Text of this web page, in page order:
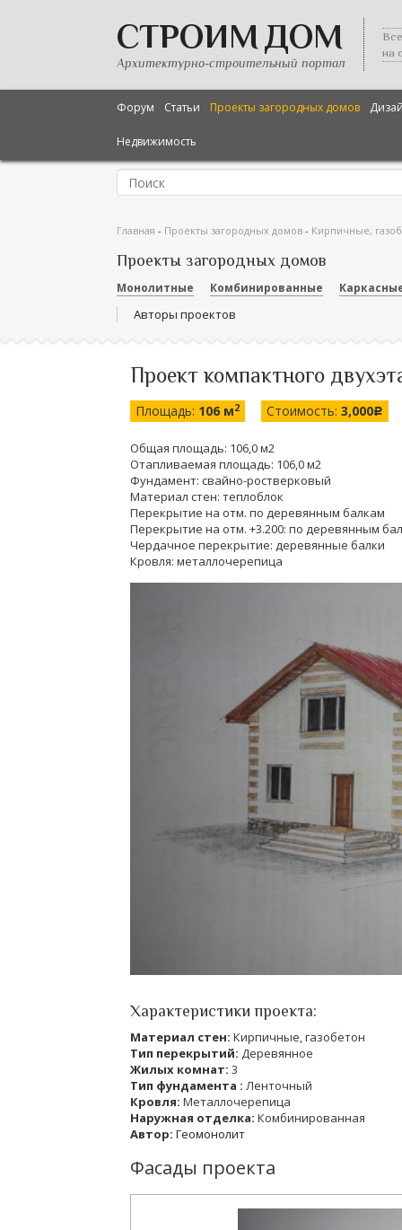
СТРОИМ ДОМ
Архитектурно-строительный портал
на
Форум Статьи Проекты загородных домов
Недвижимость
Главная - Проекты загородных домов - Кирпичные,
Проекты загородных домов
Монолитные Комбинированные
Авторы проектов
Проект компактного
Площадь: 106 м2 Стоимость: 3,000c
Общая площадь: 106,0 м2
Отапливаемая площадь: 106,0 м2
Фундамент: свайно-ростверковый
Материал стен: теплоблок
Перекрытие на отм. по деревянным балкам
Перекрытие на отм. +3.200: по деревянным
Чердачное перекрытие: деревянные балки
Кровля: металлочерепица
Характеристики проекта:
Материал стен: Кирпичные, газобетон
Тип перекрытий: Деревянное
Жилых комнат: 3
Тип фундамента : Ленточный
Кровля: Металлочерепица
Наружная отделка: Комбинированная
Автор: Геомонолит
Фасады проекта